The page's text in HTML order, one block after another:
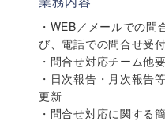
・WEB／メールでの問
び、電話での問合せ受
・問合せ対応チーム他
・日次報告・月次報告
更新
・問合せ対応に関する